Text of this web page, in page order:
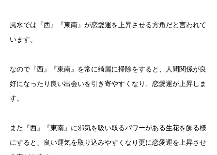
風水では『西』『東南』が恋愛運を上昇させる方角だと言われて
います。
なので『西』『東南』を常に綺麗に掃除をすると、人間関係が良
好になったり良い出会いを引き寄やすくなり、恋愛運が上昇しま
す。
また『西』『東南』に邪気を吸い取るパワーがある生花を飾る様
にすると、良い運気を取り込みやすくなり更に恋愛運を上昇させ